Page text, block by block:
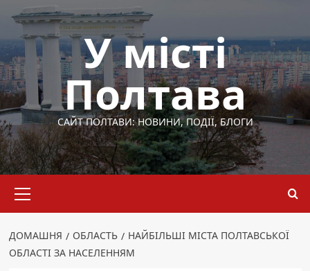
Перейти
вмісту
У місті
Полтава
САЙТ ПОЛТАВИ: НОВИНИ, ПОДІЇ, БЛОГИ
меню
ДОМАШНЯ ОБЛАСТЬ
НАЙБІЛЬШІ МІСТА ПОЛТАВСЬКОЇ
ОБЛАСТІ ЗА НАСЕЛЕННЯМ